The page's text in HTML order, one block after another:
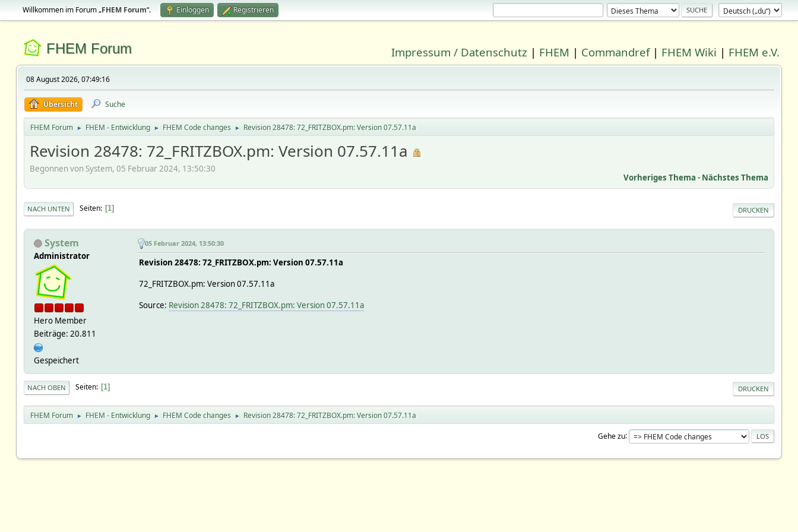
Willkommen im Forum „FHEM Forum“. Einloggen Registrieren
FHEM Forum Impressum / Datenschutz | FHEM | Commandref| FHEM Wiki | FHEM e.V.
08 August 2026, 07:49:16
Übersicht Suche
FHEM Forum ► FHEM - Entwicklung ► FHEM Code changes ► Revision 28478: 72_FRITZBOX.pm: Version 07.57.11a
Revision 28478: 72_FRITZBOX.pm: Version 07.57.11a
Begonnen von System, 05 Februar 2024, 13:50:30
Vorheriges Thema - Nächstes Thema
DRUCKEN
NACH UNTEN Seiten 1
System
Administrator
Hero Member
Beiträge: 20.811
Gespeichert
05 Februar 2024, 13:50:30
Revision 28478: 72_FRITZBOX.pm: Version 07.57.11a
72_FRITZBOX.pm: Version 07.57.11a
Source: Revision 28478: 72_FRITZBOX.pm: Version 07.57.11a
DRUCKEN
NACH OBEN Seiten 1
FHEM Forum ► FHEM - Entwicklung ► FHEM Code changes ► Revision 28478: 72_FRITZBOX.pm: Version 07.57.11a
Gehe zu